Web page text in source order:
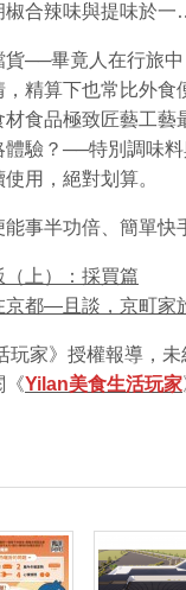
椒合辣味與提味於
──畢竟人在行旅
精算下也常比外食
食品極致匠藝工
驗？──特別調味
用，絕對划算。
能事半功倍、簡單
（上）：採買篇
京都—且談，京町家
家》授權報導，未
《Yilan美食生活玩家